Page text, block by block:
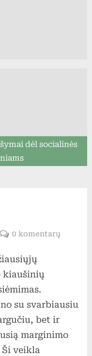
dėl socialinės
0 komentarų
kiaušinių
su svarbiausiu
bet ir
marginimo
veikla